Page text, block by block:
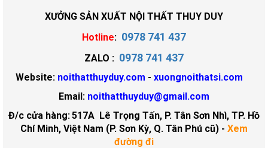
XƯỞNG SẢN XUẤT NỘI THẤT THUY DUY
Hotline: 0978 741 437
ZALO : 0978 741 437
Website: noithatthuyduy.com - xuongnoithatsi.com
Email: noithatthuyduy@gmail.com
Đ/c cửa hàng:517A Lê Trọng Tấn, P. Tân Sơn Nhì, TP. Hồ
Chí Minh, Việt Nam (P. Sơn Kỳ, Q. Tân Phú cũ) - Xem
đường đi